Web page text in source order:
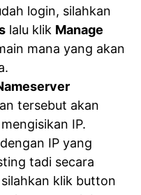
login, silahkan
lalu klik Manage
mana yang akan
tersebut akan
IP.
IP yang
tadi secara
klik button